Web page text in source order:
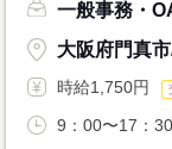
一般事務・
大阪府門真
時給1,750円
9：00〜17：